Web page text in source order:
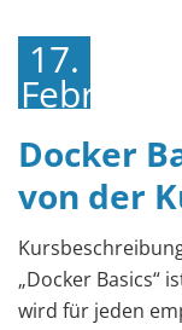
17.
Februar
2023
Docker
von der
„Docker Basics“
wird für jeden